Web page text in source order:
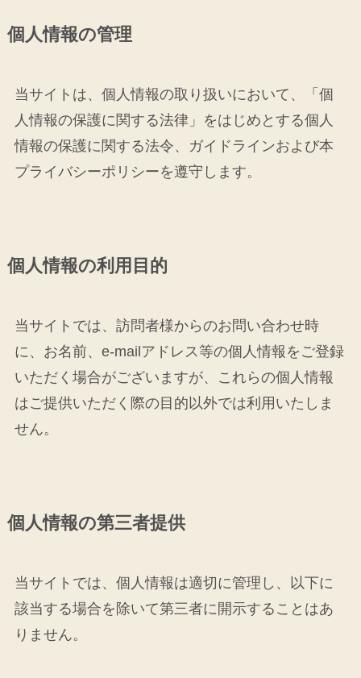
個人情報の管理
当サイトは、個人情報の取り扱いにおいて、「個
人情報の保護に関する法律」をはじめとする個人
情報の保護に関する法令、ガイドラインおよび本
プライバシーポリシーを遵守します。
個人情報の利用目的
当サイトでは、訪問者様からのお問い合わせ時
に、お名前、e-mailアドレス等の個人情報をご登録
いただく場合がございますが、これらの個人情報
はご提供いただく際の目的以外では利用いたしま
せん。
個人情報の第三者提供
当サイトでは、個人情報は適切に管理し、以下に
該当する場合を除いて第三者に開示することはあ
りません。